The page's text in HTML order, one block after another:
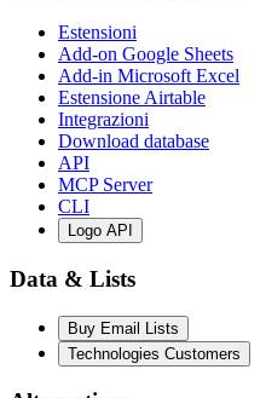
Estensioni
Add-on Google Sheets
Add-in Microsoft Excel
Estensione Airtable
Integrazioni
Download database
API
MCP Server
CLI
Logo API
Data & Lists
Buy Email Lists
Technologies Customers